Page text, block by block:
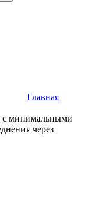
Главная
с минимальными
через